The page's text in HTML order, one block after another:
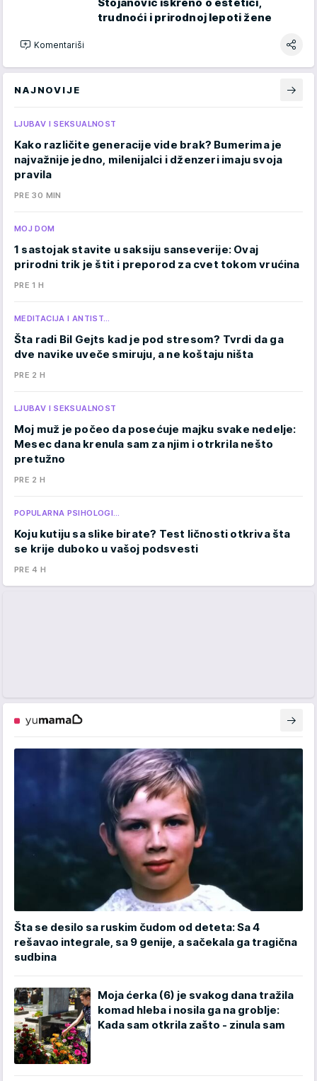
trudnoći i prirodnoj lepoti žene
Komentariši
NAJNOVIJE
LJUBAV I SEKSUALNOST
Kako različite generacije vide brak? Bumerima je
najvažnije jedno, milenijalci i dženzeri imaju svoja
pravila
PRE 30 MIN
MOJ DOM
1 sastojak stavite u saksiju sanseverije: Ovaj
prirodni trik je štit i preporod za cvet tokom vrućina
PRE 1 H
MEDITACIJA I ANTIST…
Šta radi Bil Gejts kad je pod stresom? Tvrdi da ga
dve navike uveče smiruju, a ne koštaju ništa
PRE 2 H
LJUBAV I SEKSUALNOST
Moj muž je počeo da posećuje majku svake nedelje:
Mesec dana krenula sam za njim i otrkrila nešto
pretužno
PRE 2 H
POPULARNA PSIHOLOGI…
Koju kutiju sa slike birate? Test ličnosti otkriva šta
se krije duboko u vašoj podsvesti
PRE 4 H
Šta se desilo sa ruskim čudom od deteta: Sa 4
rešavao integrale, sa 9 genije, a sačekala ga tragična
sudbina
Moja ćerka (6) je svakog dana tražila
komad hleba i nosila ga na groblje:
Kada sam otkrila zašto - zinula sam